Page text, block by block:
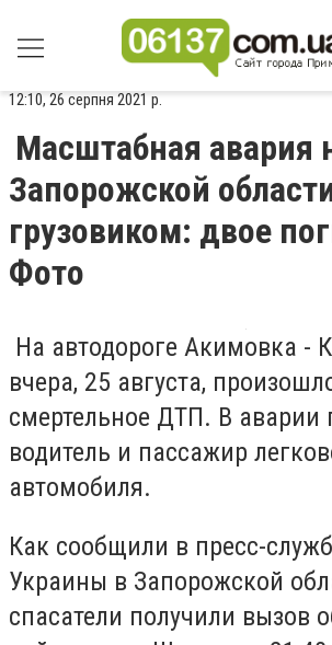
12:10, 26 серпня 2021 р.
Масштабная авария
Запорожской
грузовиком: двое
Фото
На автодороге Акимовка -
вчера, 25 августа,
смертельное ДТП. В аварии
водитель и пассажир
автомобиля.
Как сообщили в пресс-
Украины в Запорожской
спасатели получили вызов